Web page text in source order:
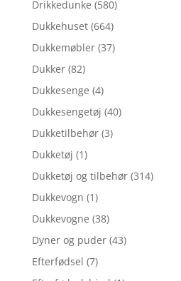
Drikkedunke (580)
Dukkehuset (664)
Dukkemøbler (37)
Dukker (82)
Dukkesenge (4)
Dukkesengetøj (40)
Dukketilbehør (3)
Dukketøj (1)
Dukketøj og tilbehør (314)
Dukkevogn (1)
Dukkevogne (38)
Dyner og puder (43)
Efterfødsel (7)